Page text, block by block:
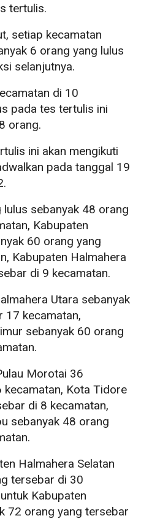
tertulis.
setiap kecamatan
6 orang yang lulus
selanjutnya.
di 10
pada tes tertulis ini
orang.
ini akan mengikuti
pada tanggal 19
lulus sebanyak 48 orang
Kabupaten
60 orang yang
Kabupaten Halmahera
di 9 kecamatan.
Utara sebanyak
17 kecamatan,
sebanyak 60 orang
Morotai 36
Kota Tidore
di 8 kecamatan,
sebanyak 48 orang
Halmahera Selatan
tersebar di 30
Kabupaten
72 orang yang tersebar